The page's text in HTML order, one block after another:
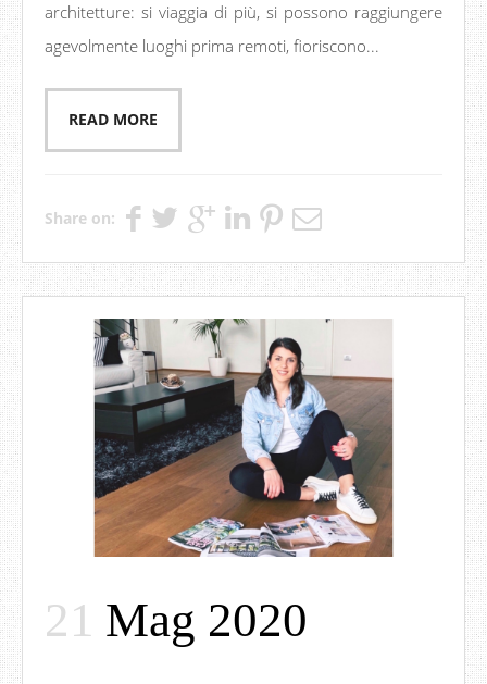
architetture: si viaggia di più, si possono raggiungere
agevolmente luoghi prima remoti, fioriscono...
READ MORE
Share on:
21 Mag 2020